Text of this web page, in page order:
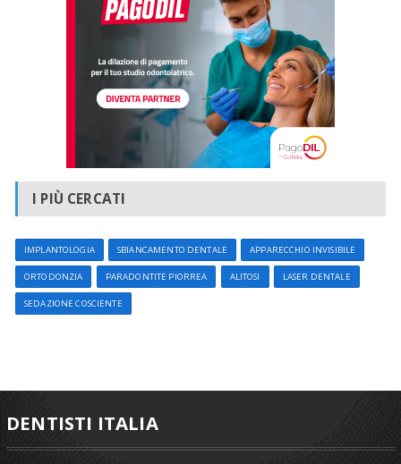
I PIÙ CERCATI
IMPLANTOLOGIA SBIANCAMENTO DENTALE APPARECCHIO INVISIBILE
ORTODONZIA PARADONTITE PIORREA ALITOSI LASER DENTALE
SEDAZIONE COSCIENTE
DENTISTI ITALIA